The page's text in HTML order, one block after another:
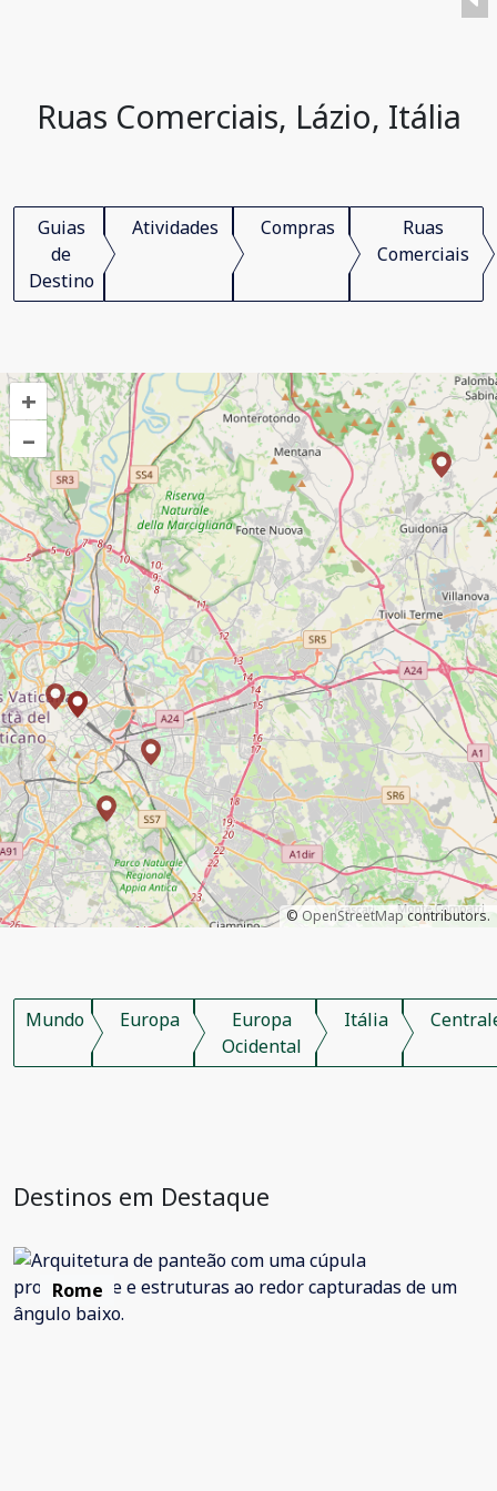
Ruas Comerciais, Lázio, Itália
Guias
de
Destino
Atividades Compras
Ruas
Comerciais
+
–
© OpenStreetMapcontributors.
Mundo Europa
Europa
Ocidental
Itália
Destinos em Destaque
Rome